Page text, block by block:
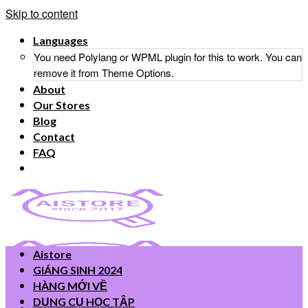
Skip to content
Languages
You need Polylang or WPML plugin for this to work. You can
remove it from Theme Options.
About
Our Stores
Blog
Contact
FAQ
Aistore
GIÁNG SINH 2024
HÀNG MỚI VỀ
DỤNG CỤ HỌC TẬP